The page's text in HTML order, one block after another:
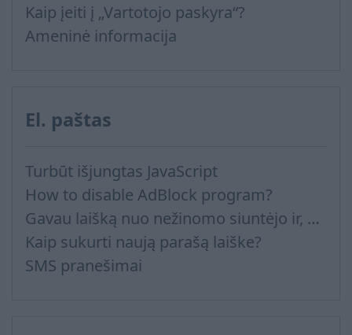
Kaip įeiti į „Vartotojo paskyra“?
Ameninė informacija
El. paštas
Turbūt išjungtas JavaScript
How to disable AdBlock program?
Gavau laišką nuo nežinomo siuntėjo ir, bandant atsakyti, gaunu žinutę, kad adresatas neegzistuoja
Kaip sukurti naują parašą laiške?
SMS pranešimai